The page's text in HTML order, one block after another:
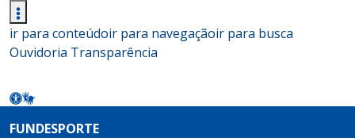
ir para conteúdoir para navegaçãoir para busca
Ouvidoria Transparência
FUNDESPORTE